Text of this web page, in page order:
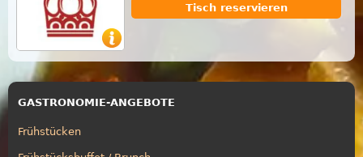
Tisch reservieren
GASTRONOMIE-ANGEBOTE
Frühstücken